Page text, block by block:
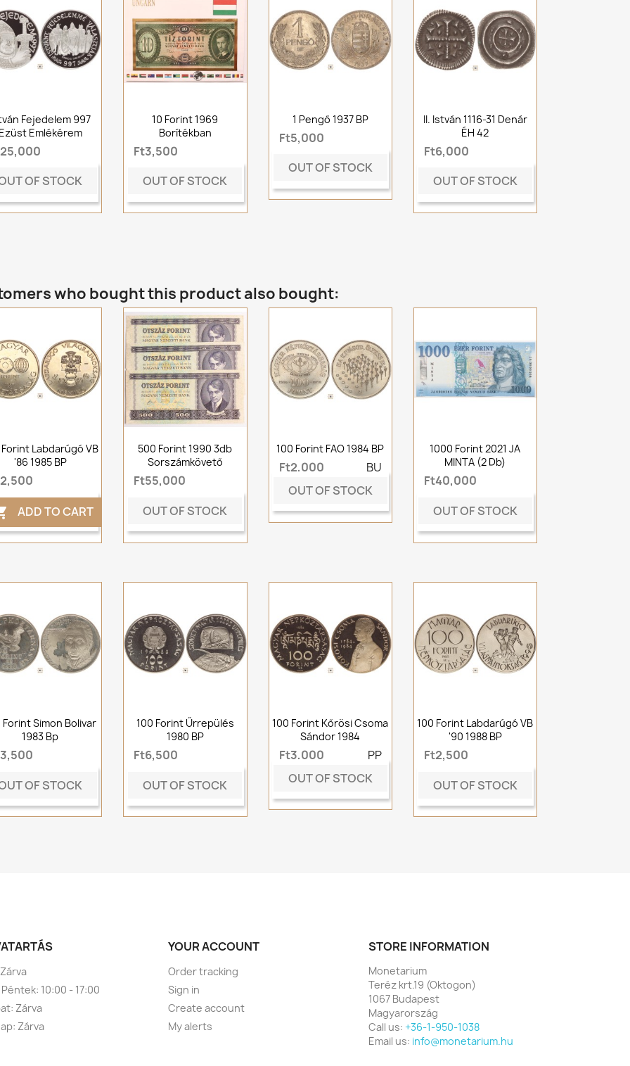
Fejedelem 997
Emlékérem
OF STOCK
10 Forint 1969
Borítékban
Ft3,500
OUT OF STOCK
1 Pengő 1937 BP
Ft5,000
OUT OF STOCK
II. István 1116-31 Denár
ÉH 42
Ft6,000
OUT OF STOCK
who bought this product also bought:
Labdarúgó VB
'86 1985 BP
ADD TO CART
500 Forint 1990 3db
Sorszámkövető
Ft55,000
OUT OF STOCK
100 Forint FAO 1984 BP
Ft2,000
BU
OUT OF STOCK
1000 Forint 2021 JA
MINTA (2 Db)
Ft40,000
OUT OF STOCK
Forint Simon Bolivar
1983 Bp
OF STOCK
100 Forint Űrrepülés
1980 BP
Ft6,500
OUT OF STOCK
100 Forint Kőrösi Csoma
Sándor 1984
Ft3,000
PP
OUT OF STOCK
100 Forint Labdarúgó VB
'90 1988 BP
Ft2,500
OUT OF STOCK
10:00 - 17:00
Zárva
Zárva
YOUR ACCOUNT
Order tracking
Sign in
Create account
My alerts
STORE INFORMATION
Monetarium
Teréz krt.19 (Oktogon)
1067 Budapest
Magyarország
Call us: +36-1-950-1038
Email us: info@monetarium.hu